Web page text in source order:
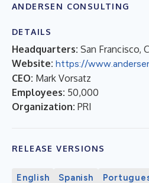
ANDERSEN CONSULTING
DETAILS
Headquarters: San Francisco,
Website: https://
CEO: Mark Vorsatz
Employees: 50,000
Organization: PRI
RELEASE VERSIONS
English Spanish